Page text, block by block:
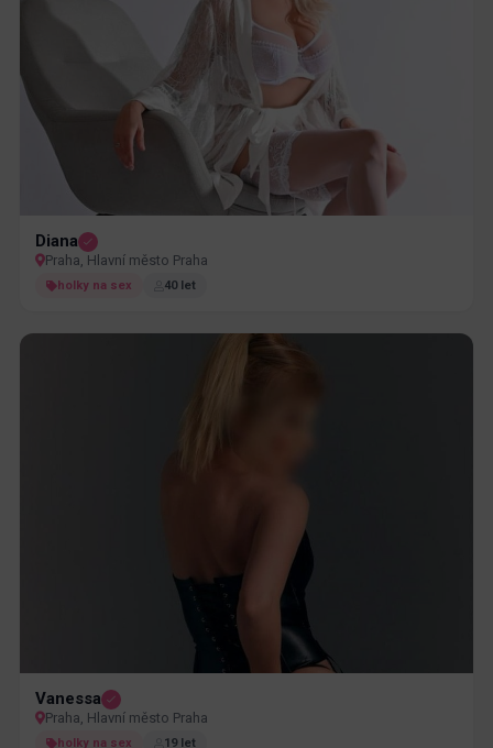
Diana
Praha, Hlavní město Praha
holky na sex 40 let
Vanessa
Praha, Hlavní město Praha
holky na sex 19 let